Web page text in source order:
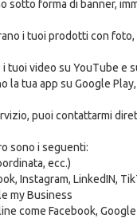
sotto forma di banner,
i tuoi prodotti con
tuoi video su YouTube e
la tua app su Google
puoi contattarmi
sono i seguenti:
ecc.)
Instagram, LinkedIN,
my Business
come Facebook,